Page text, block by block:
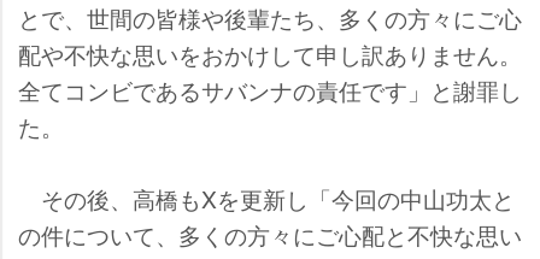
とで、世間の皆様や後輩たち、多くの方々にご心
配や不快な思いをおかけして申し訳ありません。
全てコンビであるサバンナの責任です」と謝罪し
た。
その後、高橋もXを更新し「今回の中山功太と
の件について、多くの方々にご心配と不快な思い